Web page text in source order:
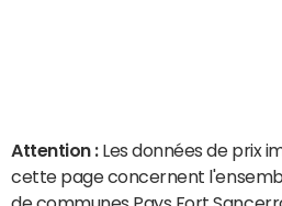
Attention : Les données de prix
cette page concernent